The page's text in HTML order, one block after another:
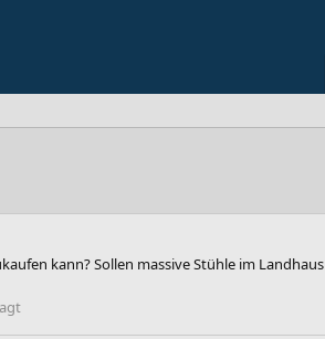
kann? Sollen massive Stühle im